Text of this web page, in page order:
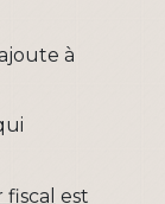
à
est